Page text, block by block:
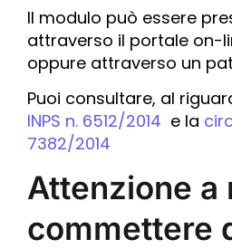
Il modulo può essere
attraverso il portale on-
oppure attraverso un
Puoi consultare, al
INPS n. 6512/2014 e la
7382/2014
Attenzione a
commettere